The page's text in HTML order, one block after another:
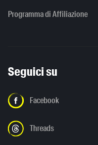
Programma di Affiliazione
Seguici su
Facebook
Threads